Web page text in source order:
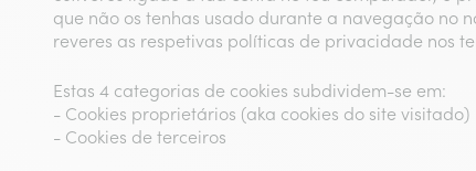
que não os tenhas usado durante a navegação no
reveres as respetivas políticas de privacidade nos
Estas 4 categorias de cookies subdividem-se em:
- Cookies proprietários (aka cookies do site visitado)
- Cookies de terceiros